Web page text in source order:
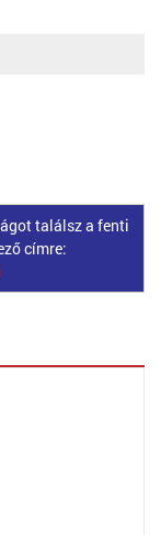
találsz a fenti
címre: